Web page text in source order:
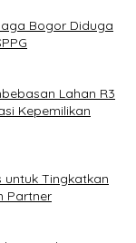
Bogor Diduga
Lahan R3
Kepemilikan
untuk Tingkatkan
Partner